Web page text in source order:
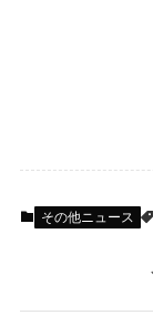
その他ニュース